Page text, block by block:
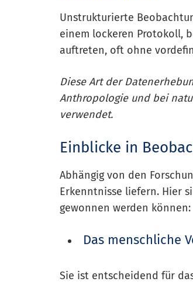
Unstrukturierte
einem lockeren Protokoll,
auftreten, oft ohne
Diese Art der
Anthropologie und bei
verwendet.
Einblicke in
Abhängig von den
Erkenntnisse liefern. Hier
gewonnen werden können:
Das menschliche
Sie ist entscheidend für